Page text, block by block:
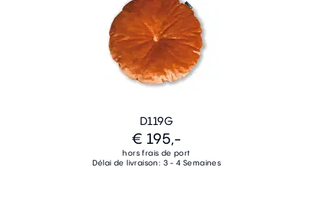
D119G
€ 195,-
hors frais de port
Délai de livraison: 3 - 4 Semaines